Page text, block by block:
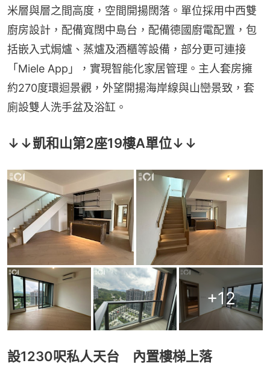
米層與層之間高度，空間開揚闊落。單位採用中西雙
廚房設計，配備寬闊中島台，配備德國廚電配置，包
括嵌入式焗爐、蒸爐及酒櫃等設備，部分更可連接
「Miele App」，實現智能化家居管理。主人套房擁
約270度環迴景觀，外望開揚海岸線與山巒景致，套
廁設雙人洗手盆及浴缸。
↓↓凱和山第2座19樓A單位↓↓
+12
設1230呎私人天台 內置樓梯上落